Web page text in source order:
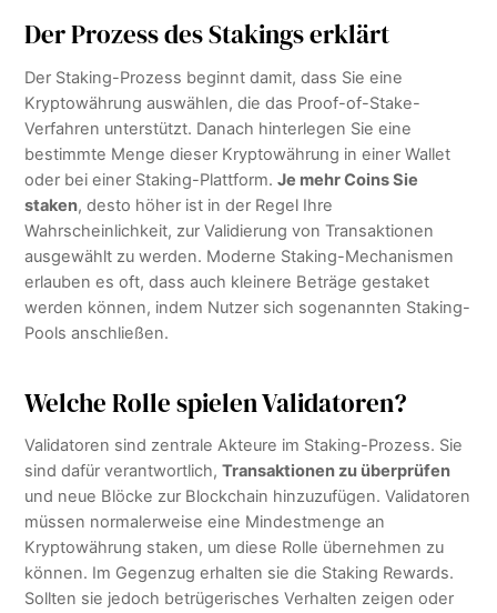
Der Prozess des Stakings erklärt
Der Staking-Prozess beginnt damit, dass Sie eine
Kryptowährung auswählen, die das Proof-of-Stake-
Verfahren unterstützt. Danach hinterlegen Sie eine
bestimmte Menge dieser Kryptowährung in einer Wallet
oder bei einer Staking-Plattform.Je mehr Coins Sie
staken, desto höher ist in der Regel Ihre
Wahrscheinlichkeit, zur Validierung von Transaktionen
ausgewählt zu werden. Moderne Staking-Mechanismen
erlauben es oft, dass auch kleinere Beträge gestaket
werden können, indem Nutzer sich sogenannten Staking-
Pools anschließen.
Welche Rolle spielen Validatoren?
Validatoren sind zentrale Akteure im Staking-Prozess. Sie
sind dafür verantwortlich,Transaktionen zu überprüfen
und neue Blöcke zur Blockchain hinzuzufügen. Validatoren
müssen normalerweise eine Mindestmenge an
Kryptowährung staken, um diese Rolle übernehmen zu
können. Im Gegenzug erhalten sie die Staking Rewards.
Sollten sie jedoch betrügerisches Verhalten zeigen oder